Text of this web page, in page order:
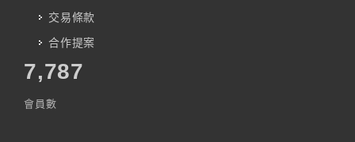
交易條款
合作提案
7,787
會員數